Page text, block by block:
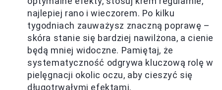
najlepiej rano i wieczorem. Po kilku
tygodniach zauważysz znaczną poprawę –
skóra stanie się bardziej nawilżona, a cienie
będą mniej widoczne. Pamiętaj, że
systematyczność odgrywa kluczową rolę w
pielęgnacji okolic oczu, aby cieszyć się
długotrwałymi efektami.